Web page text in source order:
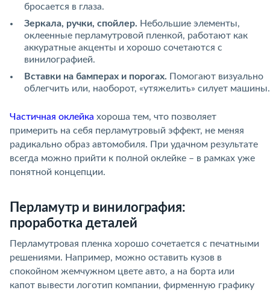
бросается в глаза.
Зеркала, ручки, спойлер. Небольшие элементы,
оклеенные перламутровой пленкой, работают как
аккуратные акценты и хорошо сочетаются с
винилографией.
Вставки на бамперах и порогах. Помогают визуально
облегчить или, наоборот, «утяжелить» силует машины.
Частичная оклейка хороша тем, что позволяет
примерить на себя перламутровый эффект, не меняя
радикально образ автомобиля. При удачном результате
всегда можно прийти к полной оклейке – в рамках уже
понятной концепции.
Перламутр и винилография:
проработка деталей
Перламутровая пленка хорошо сочетается с печатными
решениями. Например, можно оставить кузов в
спокойном жемчужном цвете авто, а на борта или
капот вывести логотип компании, фирменную графику